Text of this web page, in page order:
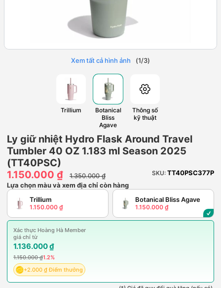
Xem tất cả hình ảnh (1/3)
Trillium
Botanical
Bliss
Agave
Thông số
kỹ thuật
Ly giữ nhiệt Hydro Flask Around Travel
Tumbler 40 OZ 1.183 ml Season 2025
(TT40PSC)
1.150.000 ₫
1.350.000 ₫ SKU: TT40PSC377P
Lựa chọn màu và xem địa chỉ còn hàng
Trillium
1.150.000 ₫
Botanical Bliss Agave
1.150.000 ₫
Xác thực Hoàng Hà Member
giá chỉ từ
1.136.000 ₫
1.150.000 ₫1.2%
+2.000 ₫ Điểm thưởng